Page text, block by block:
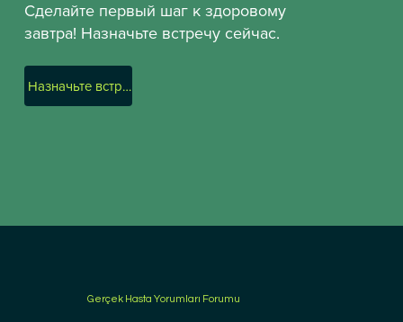
Gerçek Hasta Yorumları Forumu
Назначьте встречу!
Сделайте первый шаг к здоровому
завтра! Назначьте встречу сейчас.